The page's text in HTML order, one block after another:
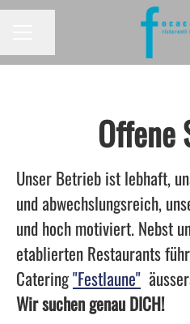
Offene
Unser Betrieb ist lebhaft,
und abwechslungsreich,
und hoch motiviert. Nebst
etablierten Restaurants
Catering"Festlaune"
Wir suchen genau DICH!